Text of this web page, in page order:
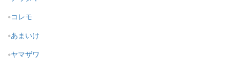
コレモ
あまいけ
ヤマザワ